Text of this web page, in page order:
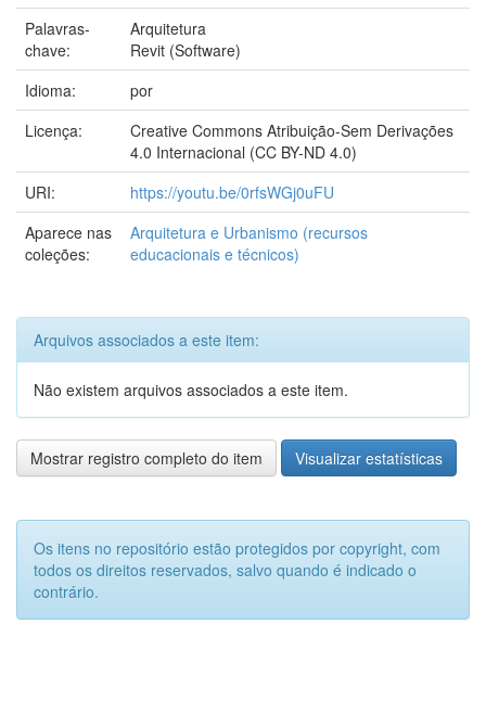
Palavras-
chave:
Arquitetura
Revit (Software)
Idioma:
por
Licença:
Creative Commons Atribuição-Sem Derivações
4.0 Internacional (CC BY-ND 4.0)
URI:
https://youtu.be/0rfsWGj0uFU
Aparece nas
coleções:
Arquitetura e Urbanismo (recursos
educacionais e técnicos)
Arquivos associados a este item:
Não existem arquivos associados a este item.
Mostrar registro completo do item Visualizar estatísticas
Os itens no repositório estão protegidos por copyright, com
todos os direitos reservados, salvo quando é indicado o
contrário.